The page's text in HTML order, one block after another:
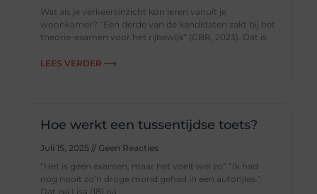
Wat als je verkeersinzicht kon leren vanuit je
woonkamer? “Een derde van de kandidaten zakt bij het
theorie-examen voor het rijbewijs” (CBR, 2023). Dat is
LEES VERDER ⟶
Hoe werkt een tussentijdse toets?
Juli 15, 2025
Geen Reacties
“Het is geen examen, maar het voelt wel zo” “Ik had
nog nooit zo’n droge mond gehad in een autorijles.”
Dat zei Lisa (18) na